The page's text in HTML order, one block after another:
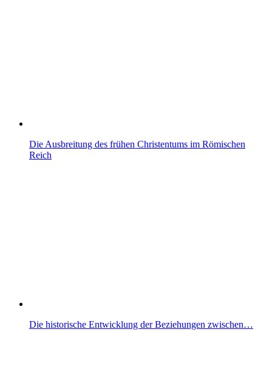
Die Ausbreitung des frühen Christentums im Römischen
Reich
Die historische Entwicklung der Beziehungen zwischen…